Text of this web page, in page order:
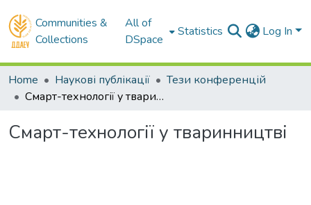
Communities &
Collections
All of
DSpace
Statistics Log In
Home Наукові публікації
Тези конференцій
Смарт-технології у тваринництві
Смарт-технології у тваринництві